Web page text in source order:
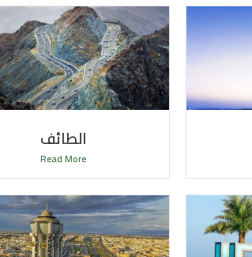
الطائف
Read More